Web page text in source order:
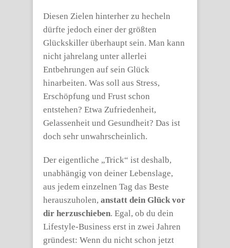
Diesen Zielen hinterher zu hecheln
dürfte jedoch einer der größten
Glückskiller überhaupt sein. Man kann
nicht jahrelang unter allerlei
Entbehrungen auf sein Glück
hinarbeiten. Was soll aus Stress,
Erschöpfung und Frust schon
entstehen? Etwa Zufriedenheit,
Gelassenheit und Gesundheit? Das ist
doch sehr unwahrscheinlich.
Der eigentliche „Trick“ ist deshalb,
unabhängig von deiner Lebenslage,
aus jedem einzelnen Tag das Beste
herauszuholen, anstatt dein Glück vor
dir herzuschieben. Egal, ob du dein
Lifestyle-Business erst in zwei Jahren
gründest: Wenn du nicht schon jetzt